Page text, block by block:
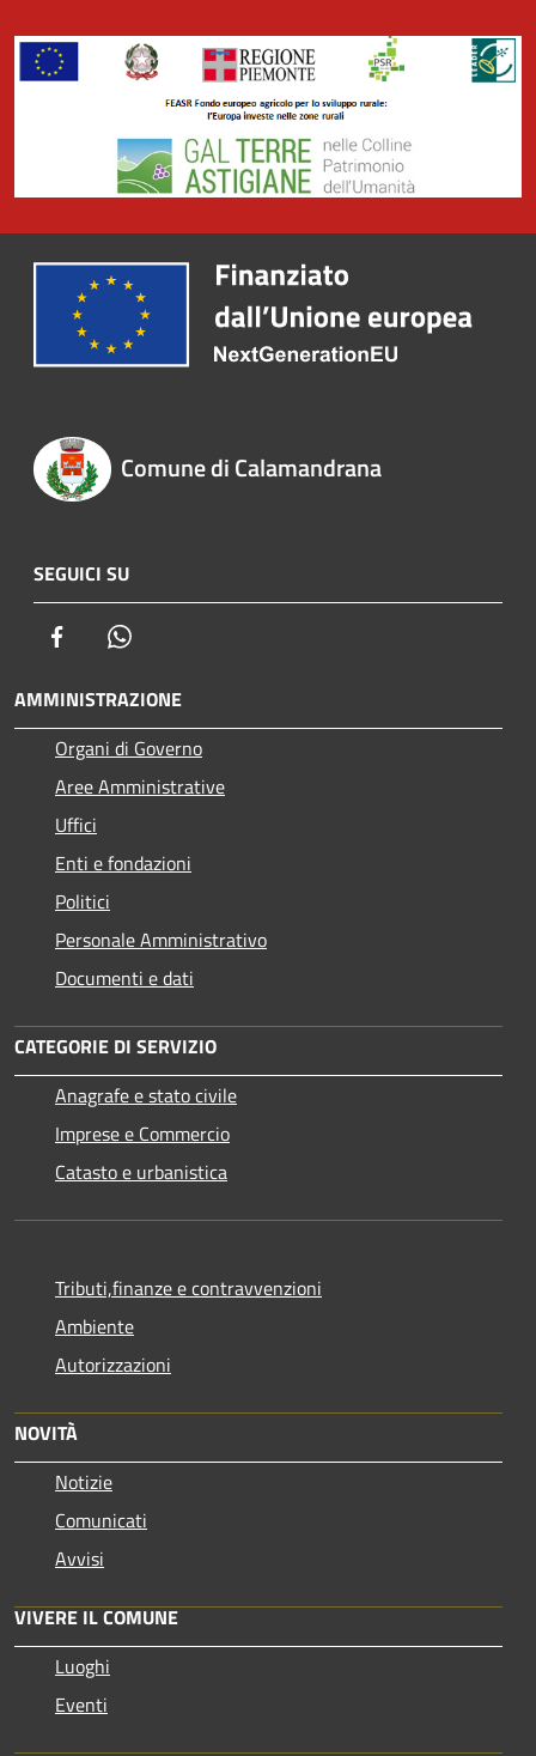
Comune di Calamandrana
SEGUICI SU
Facebook
AMMINISTRAZIONE
Organi di Governo
Aree Amministrative
Uffici
Enti e fondazioni
Politici
Personale Amministrativo
Documenti e dati
CATEGORIE DI SERVIZIO
Anagrafe e stato civile
Imprese e Commercio
Catasto e urbanistica
Tributi,finanze e contravvenzioni
Ambiente
Autorizzazioni
NOVITÀ
Notizie
Comunicati
Avvisi
VIVERE IL COMUNE
Luoghi
Eventi